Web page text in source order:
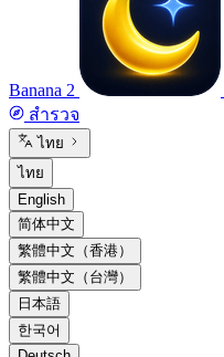
Banana 2
สำรวจ
ไทย
ไทย
English
简体中文
繁體中文（香港）
繁體中文（台灣）
日本語
한국어